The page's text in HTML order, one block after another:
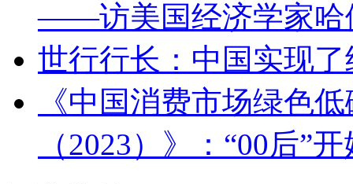
——访美国经济学家哈
世行行长：中国实现
《中国消费市场绿色
（2023）》：“00后”